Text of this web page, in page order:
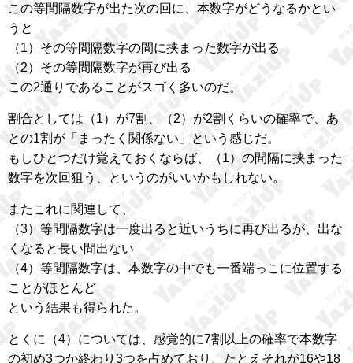
この等間隔数字が出た次の回に、本数字がどうなるかとい
うと
（1）その等間隔数字の間に挟まった数字が出る
（2）その等間隔数字が再び出る
この2通りであることがスゴく多いのだ。
割合としては（1）が7割、（2）が2割くらいの確率で、あ
との1割が「まったく関係ない」という感じだ。
もしひとつだけ覚えておくならば、（1）の間隔に挟まった
数字を次回狙う、というのがいいかもしれない。
またこれに関連して、
（3）等間隔数字は一度出ると近いうちに再び出るが、出な
くなると長い間出ない
（4）等間隔数字は、本数字の中でも一番端っこに位置する
ことがほとんど
という結果も得られた。
とくに（4）については、感覚的に7割以上の確率で本数字
の初め3つか終わり3つを占めており、たとえそれが16や18